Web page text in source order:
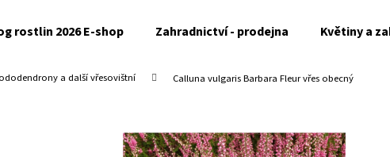
rostlin 2026 E-shop Zahradnictví - prodejna Květiny a
a další vřesovištní Calluna vulgaris Barbara Fleurvřes obecný
Co potřebujete najít?
HLEDAT